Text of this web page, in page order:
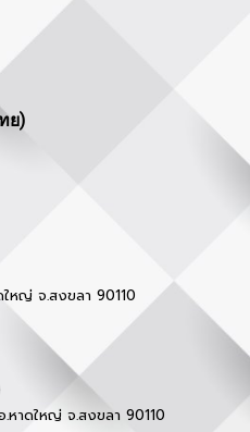
ย)
หญ่ จ.สงขลา 90110
าดใหญ่ จ.สงขลา 90110